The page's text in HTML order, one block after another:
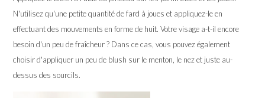
N'utilisez qu'une petite quantité de fard à joues et appliquez-le en
effectuant des mouvements en forme de huit. Votre visage a-t-il encore
besoin d'un peu de fraîcheur ? Dans ce cas, vous pouvez également
choisir d'appliquer un peu de blush sur le menton, le nez et juste au-
dessus des sourcils.